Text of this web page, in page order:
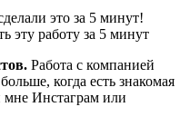
это за 5 минут!
эту работу за 5 минут
Работа с компанией
когда есть знакомая
мне Инстаграм или